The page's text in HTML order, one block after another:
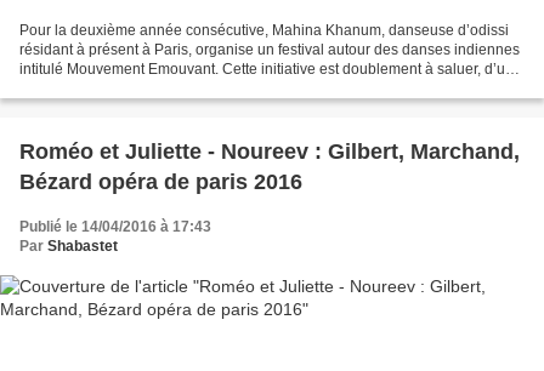
Pour la deuxième année consécutive, Mahina Khanum, danseuse d’odissi
résidant à présent à Paris, organise un festival autour des danses indiennes
intitulé Mouvement Emouvant. Cette initiative est doublement à saluer, d’une
Roméo et Juliette - Noureev : Gilbert, Marchand,
Bézard opéra de paris 2016
Publié le 14/04/2016 à 17:43
Par Shabastet